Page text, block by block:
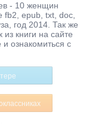
- 10 женщин
fb2, epub, txt, doc,
год 2014. Так же
книги на сайте
ознакомиться с